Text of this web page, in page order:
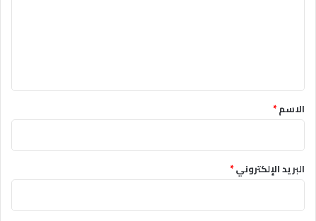
*الاسم*
البريد الإلكتروني*